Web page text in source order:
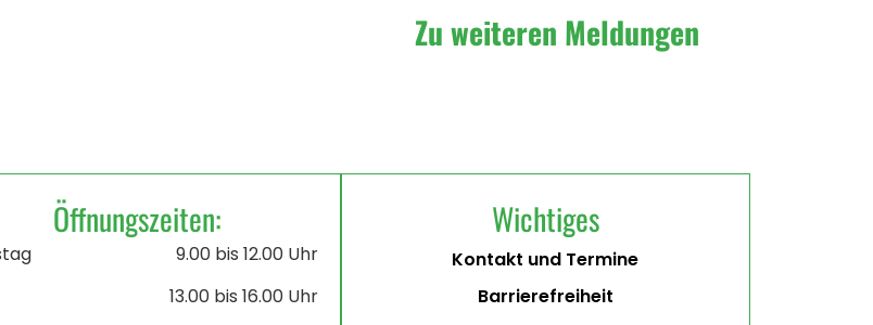
Zu weiteren Meldungen
Öffnungszeiten:
9.00 bis 12.00 Uhr
13.00 bis 16.00 Uhr
Wichtiges
Kontakt und Termine
Barrierefreiheit